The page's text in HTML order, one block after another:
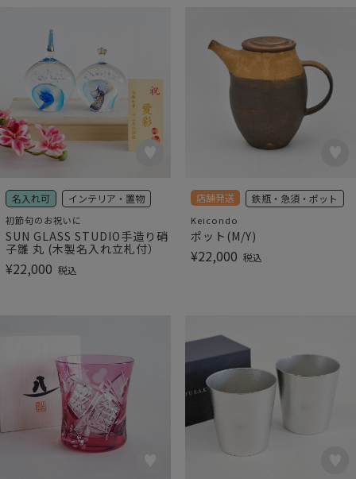
名入れ可 インテリア・置物
初節句のお祝いに
SUN GLASS STUDIO手造り硝
子雛 丸 (木製名入れ立札付）
¥22,000 税込
店舗発送 鉄瓶・急須・ポット
Keicondo
ポット(M/Y)
¥22,000 税込